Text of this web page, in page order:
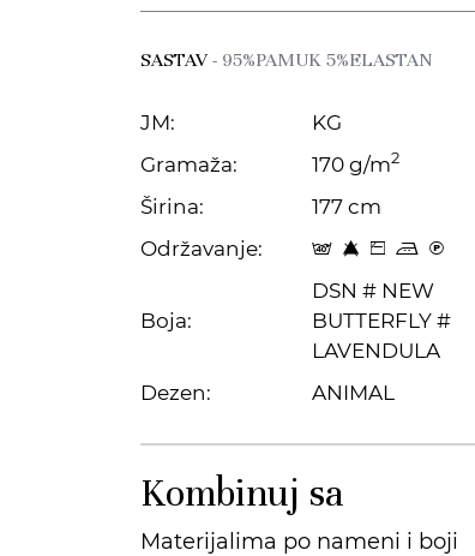
SASTAV- 95%PAMUK 5%ELASTAN
JM:
KG
Gramaža:
170 g/m2
Širina:
177 cm
Održavanje:
t 8 Z p C
Boja:
DSN # NEW
BUTTERFLY #
LAVENDULA
Dezen:
ANIMAL
Kombinuj sa
Materijalima po nameni i boji